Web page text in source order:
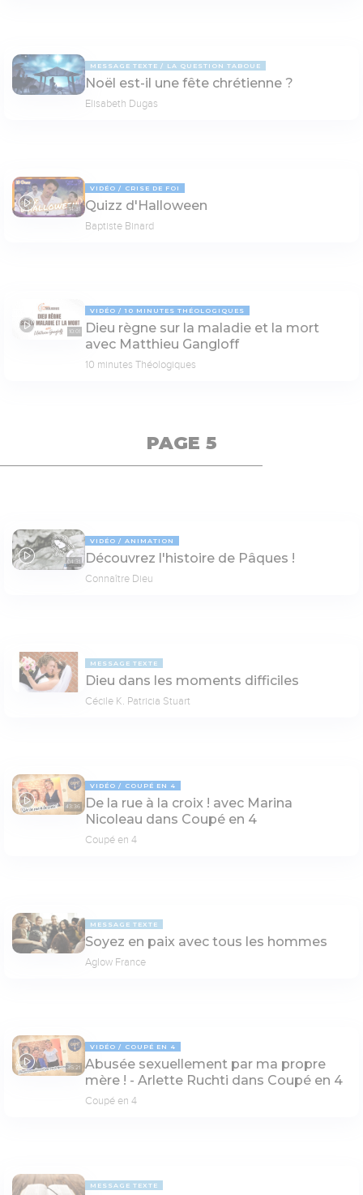
MESSAGE TEXTE LA QUESTION TABOUE
Noël est-il une fête chrétienne ?
Elisabeth Dugas
14:31
VIDÉO CRISE DE FOI
Quizz d'Halloween
Baptiste Binard
10:01
VIDÉO 10 MINUTES THÉOLOGIQUES
Dieu règne sur la maladie et la mort
avec Matthieu Gangloff
10 minutes Théologiques
PAGE 5
04:31
VIDÉO ANIMATION
Découvrez l'histoire de Pâques !
Connaître Dieu
MESSAGE TEXTE
Dieu dans les moments difficiles
Cécile K. Patricia Stuart
43:36
VIDÉO COUPÉ EN 4
De la rue à la croix ! avec Marina
Nicoleau dans Coupé en 4
Coupé en 4
MESSAGE TEXTE
Soyez en paix avec tous les hommes
Aglow France
35:21
VIDÉO COUPÉ EN 4
Abusée sexuellement par ma propre
mère ! - Arlette Ruchti dans Coupé en 4
Coupé en 4
MESSAGE TEXTE